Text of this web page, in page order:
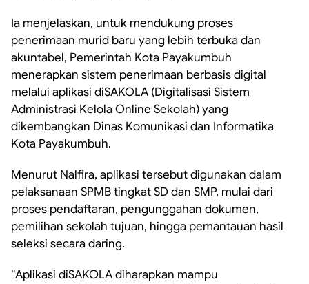
Ia menjelaskan, untuk mendukung proses
penerimaan murid baru yang lebih terbuka dan
akuntabel, Pemerintah Kota Payakumbuh
menerapkan sistem penerimaan berbasis digital
melalui aplikasi diSAKOLA (Digitalisasi Sistem
Administrasi Kelola Online Sekolah) yang
dikembangkan Dinas Komunikasi dan Informatika
Kota Payakumbuh.
Menurut Nalfira, aplikasi tersebut digunakan dalam
pelaksanaan SPMB tingkat SD dan SMP, mulai dari
proses pendaftaran, pengunggahan dokumen,
pemilihan sekolah tujuan, hingga pemantauan hasil
seleksi secara daring.
“Aplikasi diSAKOLA diharapkan mampu